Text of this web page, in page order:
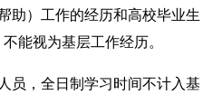
助）工作的经历和高校毕业生
能视为基层工作经历。
员，全日制学习时间不计入基